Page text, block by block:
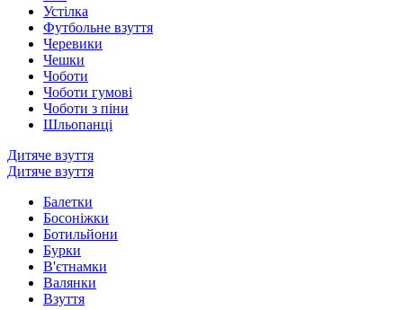
Устілка
Футбольне взуття
Черевики
Чешки
Чоботи
Чоботи гумові
Чоботи з піни
Шльопанці
Дитяче взуття
Дитяче взуття
Балетки
Босоніжки
Ботильйони
Бурки
В'єтнамки
Валянки
Взуття